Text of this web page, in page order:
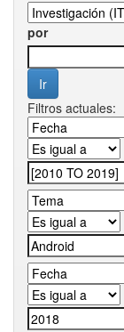
por
Filtros actuales: